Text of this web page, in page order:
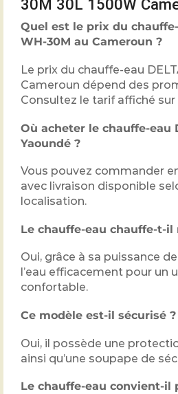
30M 30L 1500W
Quel est le prix du chauffe-
WH-30M au Cameroun ?
Le prix du chauffe-eau
Cameroun dépend des
Consultez le tarif affiché
Où acheter le chauffe-eau
Yaoundé ?
Vous pouvez commander
avec livraison disponible
localisation.
Le chauffe-eau chauffe-t-il
Oui, grâce à sa puissance
l’eau efficacement pour un
confortable.
Ce modèle est-il sécurisé ?
Oui, il possède une
ainsi qu’une soupape de
Le chauffe-eau convient-il